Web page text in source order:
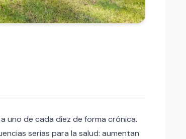
uno de cada diez de forma crónica.
serias para la salud: aumentan